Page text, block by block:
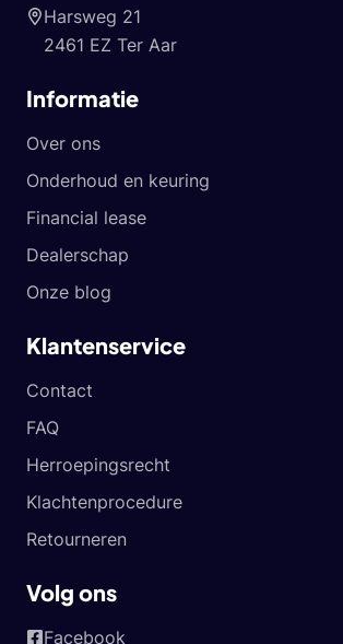
Harsweg 21
2461 EZ Ter Aar
Informatie
Over ons
Onderhoud en keuring
Financial lease
Dealerschap
Onze blog
Klantenservice
Contact
FAQ
Herroepingsrecht
Klachtenprocedure
Retourneren
Volg ons
Facebook